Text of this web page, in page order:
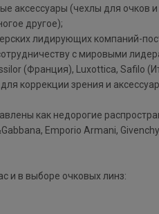
аксессуары (чехлы для очков
другое);
лидирующих компаний-
с мировыми
(Франция), Luxottica,
коррекции зрения и
как недорогие
Emporio Armani,
и в выборе очковых линз: